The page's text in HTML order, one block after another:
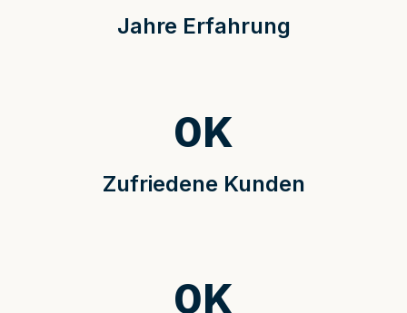
Jahre Erfahrung
Zufriedene Kunden
0K
0K